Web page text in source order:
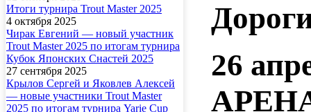
Итоги турнира Trout Master 2025
4 октября 2025
Чирак Евгений — новый участник
Trout Master 2025 по итогам турнира
Кубок Японских Снастей 2025
27 сентября 2025
Крылов Сергей и Яковлев Алексей
— новые участники Trout Master
2025 по итогам турнира Yarie Cup
26